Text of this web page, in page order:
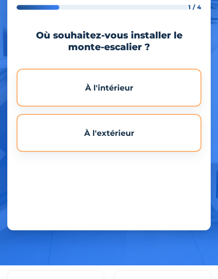
1 / 4
Où souhaitez-vous installer le
monte-escalier ?
À l'intérieur
À l'extérieur